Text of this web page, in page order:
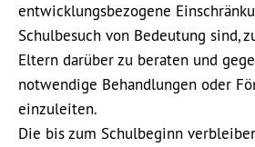
entwicklungsbezogene
Schulbesuch von Bedeutung sind,
Eltern darüber zu beraten und
notwendige Behandlungen oder
einzuleiten.
Die bis zum Schulbeginn